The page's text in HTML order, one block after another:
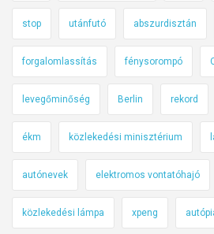
stop utánfutó abszurdisztán
forgalomlassítás fénysorompó
levegőminőség Berlin rekord
ékm közlekedési minisztérium
autónevek elektromos vontatóhajó
közlekedési lámpa xpeng